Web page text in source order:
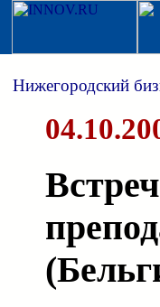
Нижегородский